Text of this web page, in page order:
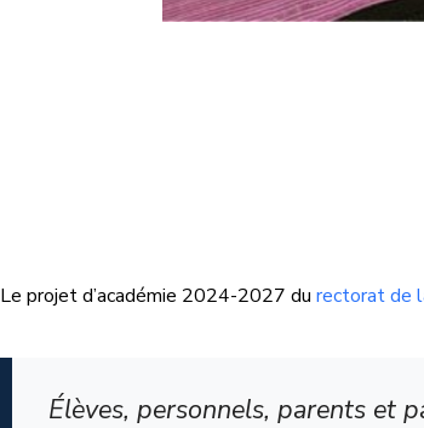
Le projet d’académie 2024-2027 du rectorat de
Élèves, personnels, parents et